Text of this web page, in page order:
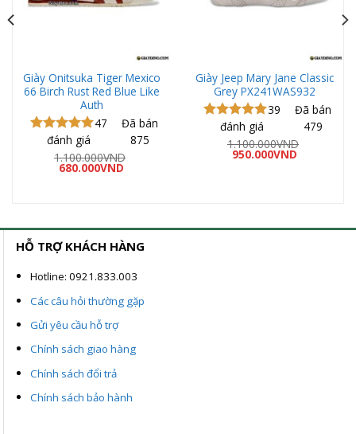
Giày Onitsuka Tiger Mexico
66 Birch Rust Red Blue Like
Auth
Được xếp
hạng 5.00
5 sao
47
đánh giá
Đã bán
875
1.100.000VND
Giá
gốc
680.000VND
Giày Jeep Mary Jane Classic
Grey PX241WAS932
Được xếp
hạng 5.00
5 sao
39
đánh giá
Đã bán
479
1.100.000VND
Giá
gốc
950.000VND
HỖ TRỢ KHÁCH HÀNG
Hotline: 0921.833.003
Các câu hỏi thường gặp
Gửi yêu cầu hỗ trợ
Chính sách giao hàng
Chính sách đổi trả
Chính sách bảo hành